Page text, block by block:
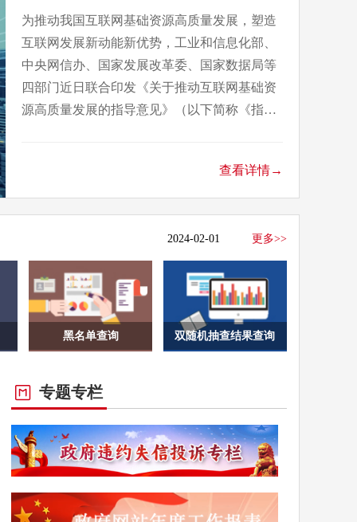
为推动我国互联网基础资源高质量发展，塑造
互联网发展新动能新优势，工业和信息化部、
中央网信办、国家发展改革委、国家数据局等
四部门近日联合印发《关于推动互联网基础资
源高质量发展的指导意见》（以下简称《指导
查看详情→
2025-12-03
更多>>
2025-04-01
更多>>
2024-02-01
更多>>
2023-07-31
更多>>
2022-05-31
更多>>
2022-02-25
更多>>
黑名单查询 双随机抽查结果查询
专题专栏